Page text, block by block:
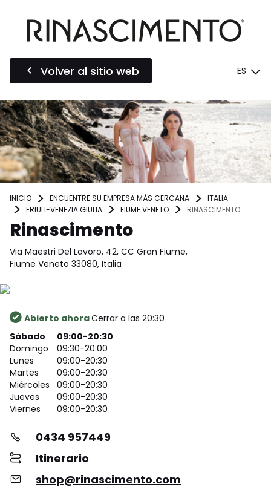
Volver al sitio web ES
INICIO ENCUENTRE SU EMPRESA MÁS CERCANA
ITALIA
FRIULI-VENEZIA GIULIA
FIUME VENETO RINASCIMENTO
Rinascimento
Via Maestri Del Lavoro, 42, CC Gran Fiume,
Fiume Veneto 33080, Italia
Abierto ahoraCerrar a las 20:30
Sábado
09:00-20:30
Domingo
09:30-20:00
Lunes
09:00-20:30
Martes
09:00-20:30
Miércoles
09:00-20:30
Jueves
09:00-20:30
Viernes
09:00-20:30
0434 957449
Itinerario
shop@rinascimento.com